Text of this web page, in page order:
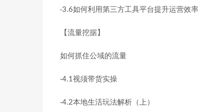
·3.6如何利用第三方工具平台提升运营效率
【流量挖据】
如何抓住公域的流量
·4.1视须带货实操
·4.2本地生活玩法解析（上）